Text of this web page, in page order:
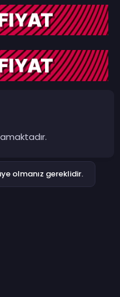
olmanız gereklidir.